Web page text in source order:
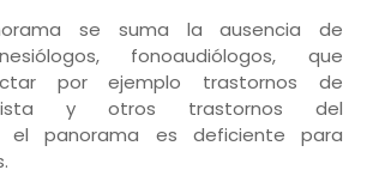
se suma la ausencia de
fonoaudiólogos, que
por ejemplo trastornos de
y otros trastornos del
el panorama es deficiente para